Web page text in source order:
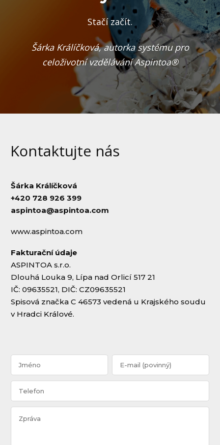
Stačí začít.
Šárka Králíčková, autorka systému pro
celoživotní vzdělávání Aspintoa®
Kontaktujte nás
Šárka Králíčková
+420 728 926 399
aspintoa@aspintoa.com
www.aspintoa.com
Fakturační údaje
ASPINTOA s.r.o.
Dlouhá Louka 9, Lípa nad Orlicí 517 21
IČ: 09635521, DIČ: CZ09635521
Spisová značka C 46573 vedená u Krajského soudu
v Hradci Králové.